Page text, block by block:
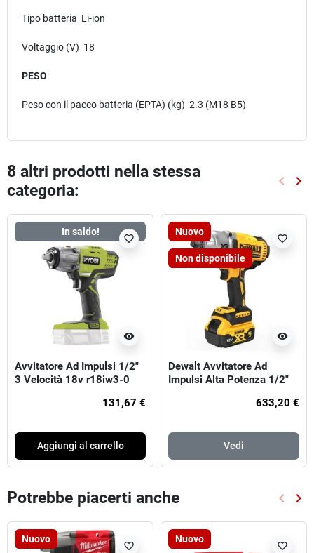
Tipo batteria Li-ion
Voltaggio (V) 18
PESO:
Peso con il pacco batteria (EPTA) (kg) 2.3 (M18 B5)
8 altri prodotti nella stessa
categoria:
keyboard_arrow_left keyboard_arrow_right
In saldo!
visibility
favorite_border
Avvitatore Ad Impulsi 1/2"
3 Velocità 18v r18iw3-0
131,67 €
Aggiungi al carrello
Nuovo
Non disponibile
visibility
favorite_border
Dewalt Avvitatore Ad
Impulsi Alta Potenza 1/2"
633,20 €
Vedi
Potrebbe piacerti anche keyboard_arrow_left keyboard_arrow_right
Nuovo
favorite_border
Nuovo
favorite_border